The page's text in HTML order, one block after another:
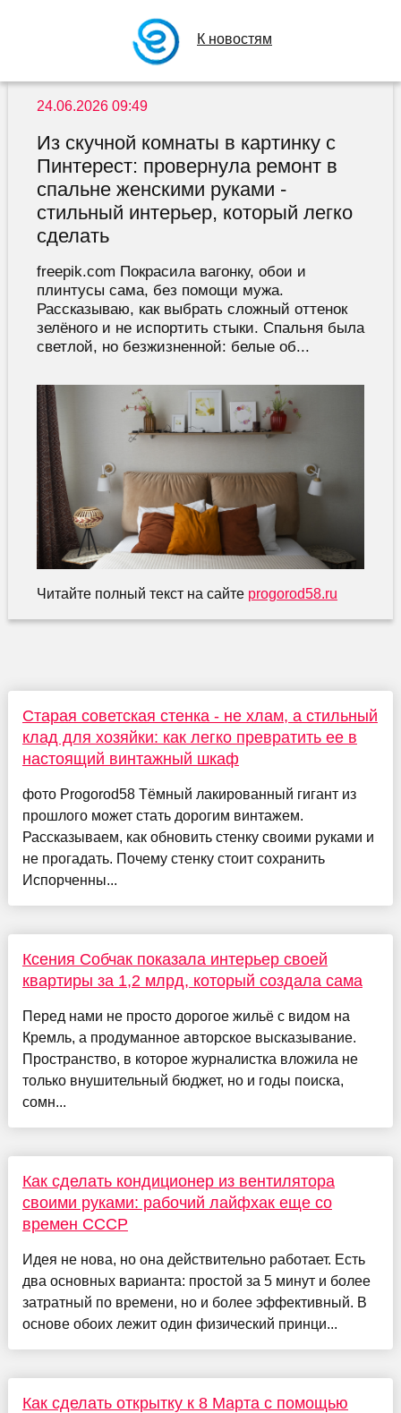
К новостям
24.06.2026 09:49
Из скучной комнаты в картинку с
Пинтерест: провернула ремонт в
спальне женскими руками -
стильный интерьер, который легко
сделать
freepik.com Покрасила вагонку, обои и
плинтусы сама, без помощи мужа.
Рассказываю, как выбрать сложный оттенок
зелёного и не испортить стыки. Спальня была
светлой, но безжизненной: белые об...
Читайте полный текст на сайте progorod58.ru
Старая советская стенка - не хлам, а стильный
клад для хозяйки: как легко превратить ее в
настоящий винтажный шкаф
фото Progorod58 Тёмный лакированный гигант из
прошлого может стать дорогим винтажем.
Рассказываем, как обновить стенку своими руками и
не прогадать. Почему стенку стоит сохранить
Испорченны...
Ксения Собчак показала интерьер своей
квартиры за 1,2 млрд, который создала сама
Перед нами не просто дорогое жильё с видом на
Кремль, а продуманное авторское высказывание.
Пространство, в которое журналистка вложила не
только внушительный бюджет, но и годы поиска,
сомн...
Как сделать кондиционер из вентилятора
своими руками: рабочий лайфхак еще со
времен СССР
Идея не нова, но она действительно работает. Есть
два основных варианта: простой за 5 минут и более
затратный по времени, но и более эффективный. В
основе обоих лежит один физический принци...
Как сделать открытку к 8 Марта с помощью